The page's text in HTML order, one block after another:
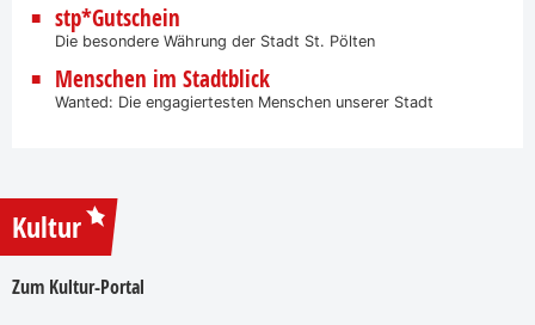
stp*Gutschein
Die besondere Währung der Stadt St. Pölten
Menschen im Stadtblick
Wanted: Die engagiertesten Menschen unserer Stadt
Kultur
Zum Kultur-Portal